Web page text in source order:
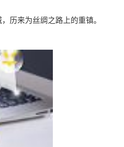
历来为丝绸之路上的重镇。